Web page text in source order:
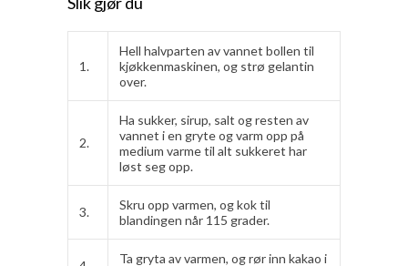
1.
Hell halvparten av vannet bollen til
kjøkkenmaskinen, og strø gelantin
over.
2.
Ha sukker, sirup, salt og resten av
vannet i en gryte og varm opp på
medium varme til alt sukkeret har
løst seg opp.
3.
Skru opp varmen, og kok til
blandingen når 115 grader.
Ta gryta av varmen, og rør inn kakao i